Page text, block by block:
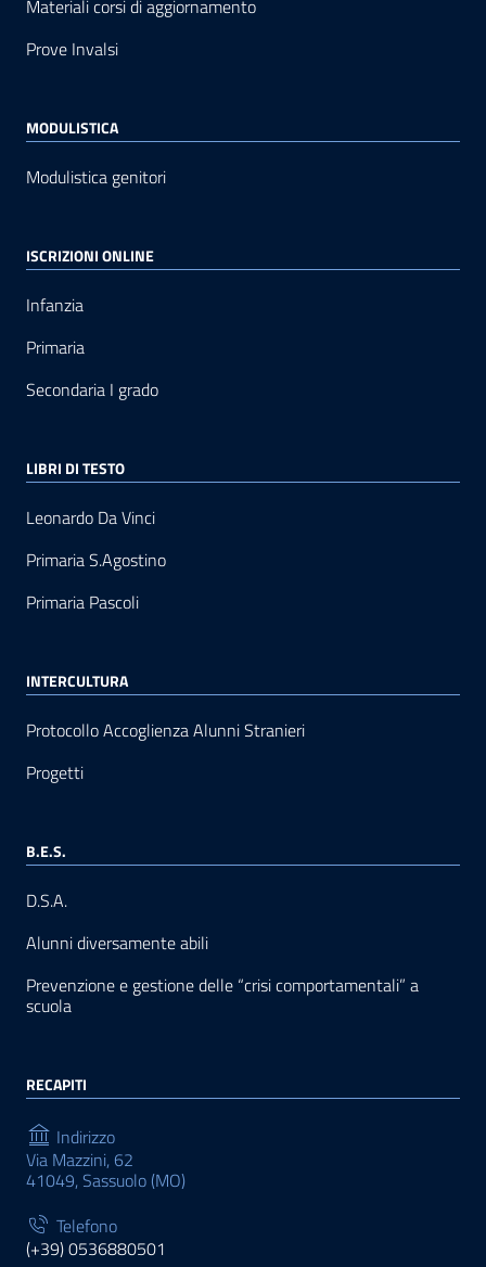
Materiali corsi di aggiornamento
Prove Invalsi
MODULISTICA
Modulistica genitori
ISCRIZIONI ONLINE
Infanzia
Primaria
Secondaria I grado
LIBRI DI TESTO
Leonardo Da Vinci
Primaria S.Agostino
Primaria Pascoli
INTERCULTURA
Protocollo Accoglienza Alunni Stranieri
Progetti
B.E.S.
D.S.A.
Alunni diversamente abili
Prevenzione e gestione delle “crisi comportamentali” a
scuola
RECAPITI
Indirizzo
Via Mazzini, 62
41049, Sassuolo (MO)
Telefono
(+39) 0536880501